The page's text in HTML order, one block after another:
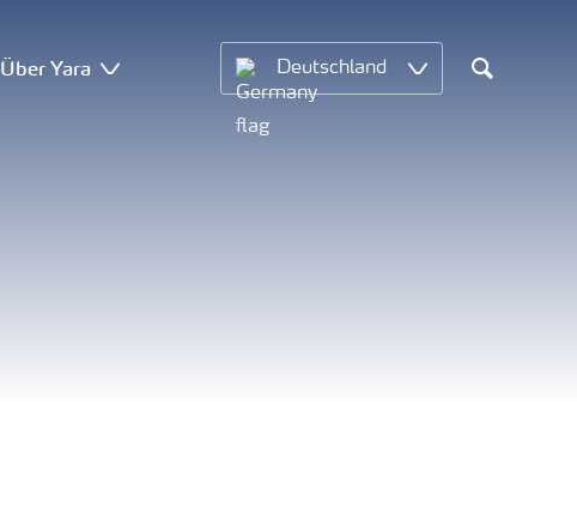
Über Yara Deutschland
Search